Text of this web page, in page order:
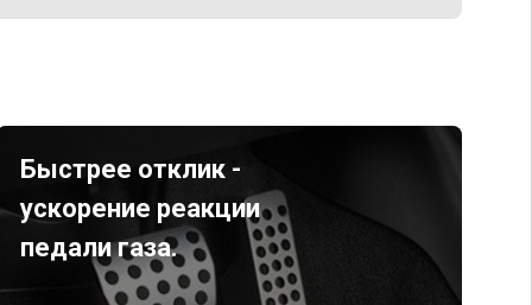
Быстрее отклик -
ускорение реакции
педали газа.